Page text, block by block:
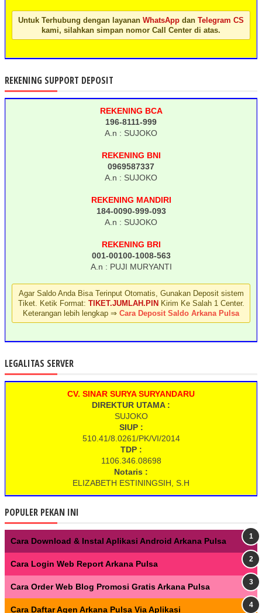
Untuk Terhubung dengan layanan WhatsApp dan Telegram CS
kami, silahkan simpan nomor Call Center di atas.
REKENING SUPPORT DEPOSIT
REKENING BCA
196-8111-999
A.n : SUJOKO
REKENING BNI
0969587337
A.n : SUJOKO
REKENING MANDIRI
184-0090-999-093
A.n : SUJOKO
REKENING BRI
001-00100-1008-563
A.n : PUJI MURYANTI
Agar Saldo Anda Bisa Terinput Otomatis, Gunakan Deposit sistem
Tiket. Ketik Format: TIKET.JUMLAH.PIN Kirim Ke Salah 1 Center.
Keterangan lebih lengkap ⇒ Cara Deposit Saldo Arkana Pulsa
LEGALITAS SERVER
CV. SINAR SURYA SURYANDARU
DIREKTUR UTAMA :
SUJOKO
SIUP :
510.41/8.0261/PK/VI/2014
TDP :
1106.346.08698
Notaris :
ELIZABETH ESTININGSIH, S.H
POPULER PEKAN INI
Cara Download & Instal Aplikasi Android Arkana Pulsa
Cara Login Web Report Arkana Pulsa
Cara Order Web Blog Promosi Gratis Arkana Pulsa
Cara Daftar Agen Arkana Pulsa Via Aplikasi